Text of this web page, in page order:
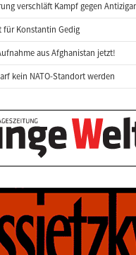
verschläft Kampf gegen
für Konstantin Gedig
aus Afghanistan jetzt!
kein NATO-Standort werden